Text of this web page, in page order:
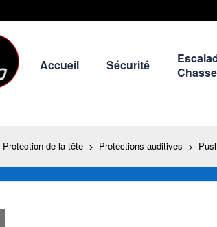
Accueil Sécurité
Chasse
Protection de la tête Protections auditives